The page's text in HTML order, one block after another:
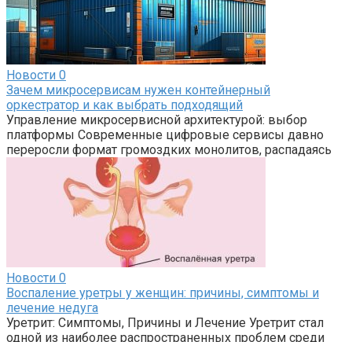
Новости 0
Зачем микросервисам нужен контейнерный
оркестратор и как выбрать подходящий
Управление микросервисной архитектурой: выбор
платформы Современные цифровые сервисы давно
переросли формат громоздких монолитов, распадаясь
Новости 0
Воспаление уретры у женщин: причины, симптомы и
лечение недуга
Уретрит: Симптомы, Причины и Лечение Уретрит стал
одной из наиболее распространенных проблем среди